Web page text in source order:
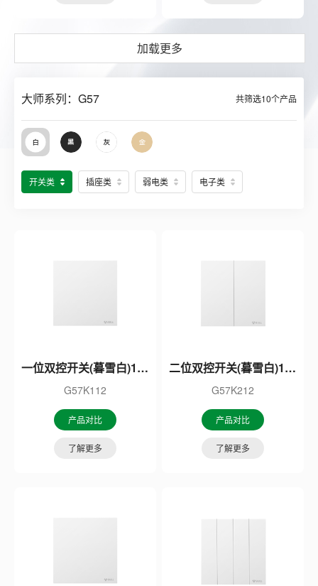
加载更多
大师系列：G57 共筛选10个产品
开关类 插座类 弱电类 电子类
一位双控开关(暮雪白)16A
G57K112
产品对比
了解更多
二位双控开关(暮雪白)16A
G57K212
产品对比
了解更多